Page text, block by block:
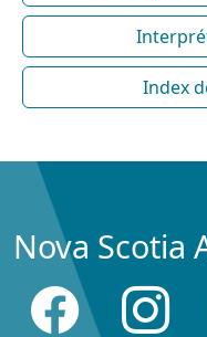
Index
Nova Scotia